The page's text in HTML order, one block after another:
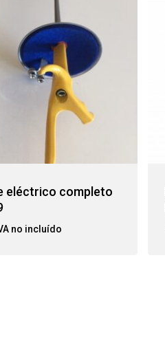
eléctrico completo
no incluído